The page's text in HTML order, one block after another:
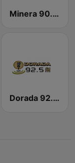
Minera 90.7 FM
Dorada 92.5 FM